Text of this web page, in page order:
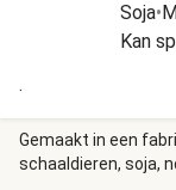
Soja•
Kan
.
Gemaakt in een
schaaldieren, soja,